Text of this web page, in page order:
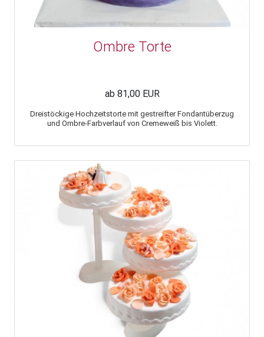
Ombre Torte
ab 81,00 EUR
Dreistöckige Hochzeitstorte mit gestreifter Fondantüberzug
und Ombre-Farbverlauf von Cremeweiß bis Violett.